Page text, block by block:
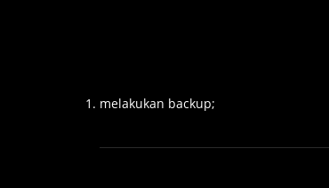
melakukan backup;